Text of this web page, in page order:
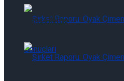
Güncelleme